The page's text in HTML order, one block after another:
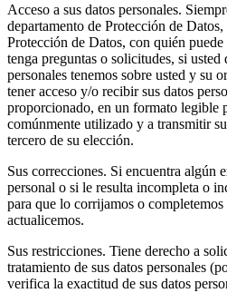
Acceso a sus datos personales.
departamento de Protección de
Protección de Datos, con quién puede
tenga preguntas o solicitudes, si usted
personales tenemos sobre usted y su
tener acceso y/o recibir sus datos
proporcionado, en un formato legible
comúnmente utilizado y a transmitir
tercero de su elección.
Sus correcciones. Si encuentra algún
personal o si le resulta incompleta o
para que lo corrijamos o
actualicemos.
Sus restricciones. Tiene derecho a
tratamiento de sus datos personales
verifica la exactitud de sus datos